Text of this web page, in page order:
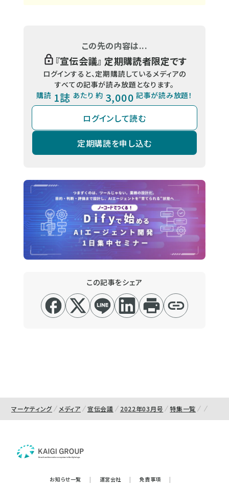
この先の内容は...
『宣伝会議』 定期購読者限定です
ログインすると、定期購読しているメディアの
すべての記事が読み放題となります。
購読 1誌 あたり 約 3,000 記事が読み放題！
ログインして読む
定期購読を申し込む
この記事をシェア
マーケティング メディア 宣伝会議 2022年03月号 特集一覧
お知らせ一覧 | 運営会社 | 免責事項
|